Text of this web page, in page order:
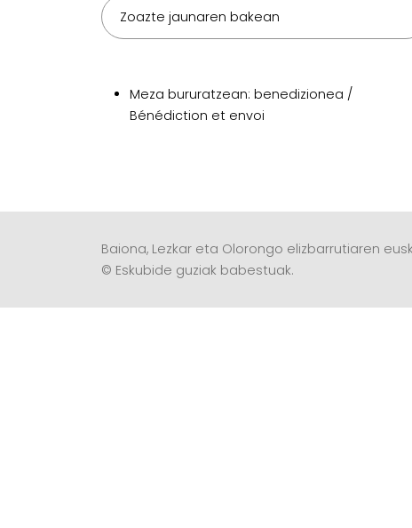
Zoazte jaunaren bakean
Meza bururatzean: benedizionea /
Bénédiction et envoi
Baiona, Lezkar eta Olorongo elizbarrutiaren
© Eskubide guziak babestuak.